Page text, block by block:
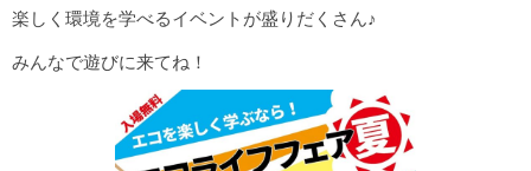
楽しく環境を学べるイベントが盛りだくさん♪
みんなで遊びに来てね！